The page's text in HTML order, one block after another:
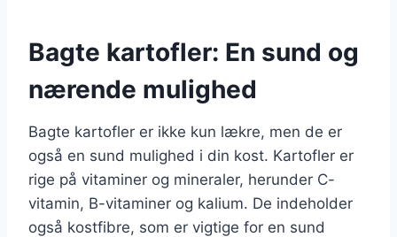
Bagte kartofler: En sund og
nærende mulighed
Bagte kartofler er ikke kun lækre, men de er
også en sund mulighed i din kost. Kartofler er
rige på vitaminer og mineraler, herunder C-
vitamin, B-vitaminer og kalium. De indeholder
også kostfibre, som er vigtige for en sund